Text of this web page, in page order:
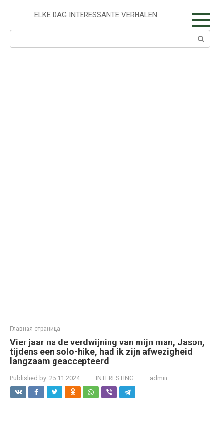
ELKE DAG INTERESSANTE VERHALEN
Search:
Главная страница
Vier jaar na de verdwijning van mijn man, Jason,
tijdens een solo-hike, had ik zijn afwezigheid
langzaam geaccepteerd
Published by: 25.11.2024 INTERESTING admin